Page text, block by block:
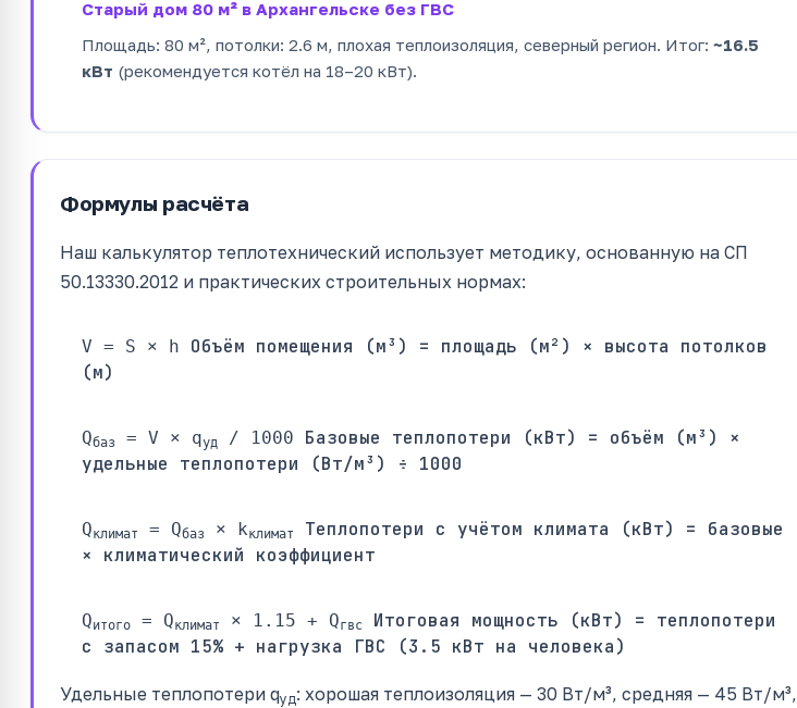
Старый дом 80 м² в Архангельске без ГВС
Площадь: 80 м², потолки: 2.6 м, плохая теплоизоляция, северный регион. Итог: ~16.5
кВт (рекомендуется котёл на 18–20 кВт).
Формулы расчёта
Наш калькулятор теплотехнический использует методику, основанную на СП
50.13330.2012 и практических строительных нормах:
V = S × h
Объём помещения (м³) = площадь (м²) × высота потолков
(м)
Qбаз = V × qуд / 1000
Базовые теплопотери (кВт) = объём (м³) ×
удельные теплопотери (Вт/м³) ÷ 1000
Qклимат = Qбаз × kклимат
Теплопотери с учётом климата (кВт) = базовые
× климатический коэффициент
Qитого = Qклимат × 1.15 + Qгвс
Итоговая мощность (кВт) = теплопотери
с запасом 15% + нагрузка ГВС (3.5 кВт на человека)
Удельные теплопотери qуд: хорошая теплоизоляция — 30 Вт/м³, средняя — 45 Вт/м³,